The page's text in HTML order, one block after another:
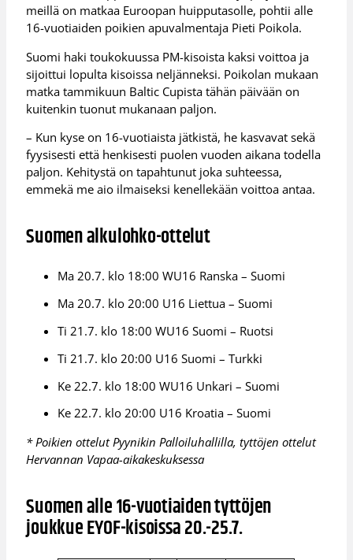
meillä on matkaa Euroopan huipputasolle, pohtii alle
16-vuotiaiden poikien apuvalmentaja Pieti Poikola.
Suomi haki toukokuussa PM-kisoista kaksi voittoa ja
sijoittui lopulta kisoissa neljänneksi. Poikolan mukaan
matka tammikuun Baltic Cupista tähän päivään on
kuitenkin tuonut mukanaan paljon.
– Kun kyse on 16-vuotiaista jätkistä, he kasvavat sekä
fyysisesti että henkisesti puolen vuoden aikana todella
paljon. Kehitystä on tapahtunut joka suhteessa,
emmekä me aio ilmaiseksi kenellekään voittoa antaa.
Suomen alkulohko-ottelut
Ma 20.7. klo 18:00 WU16 Ranska – Suomi
Ma 20.7. klo 20:00 U16 Liettua – Suomi
Ti 21.7. klo 18:00 WU16 Suomi – Ruotsi
Ti 21.7. klo 20:00 U16 Suomi – Turkki
Ke 22.7. klo 18:00 WU16 Unkari – Suomi
Ke 22.7. klo 20:00 U16 Kroatia – Suomi
* Poikien ottelut Pyynikin Palloiluhallilla, tyttöjen ottelut
Hervannan Vapaa-aikakeskuksessa
Suomen alle 16-vuotiaiden tyttöjen
joukkue EYOF-kisoissa 20.-25.7.